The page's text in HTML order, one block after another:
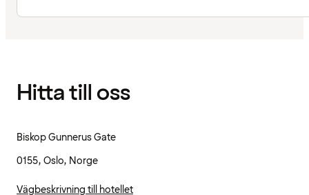
Hitta till oss
Biskop Gunnerus Gate
0155, Oslo, Norge
Vägbeskrivning till hotellet